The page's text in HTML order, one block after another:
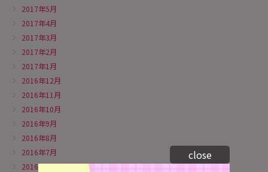
2017年5月
2017年4月
2017年3月
2017年2月
2017年1月
2016年12月
2016年11月
2016年10月
2016年9月
2016年8月
2016年7月
2016年6月
close